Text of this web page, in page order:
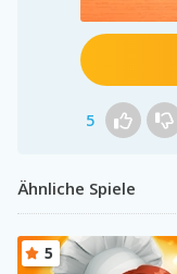
5
Ähnliche Spiele
5